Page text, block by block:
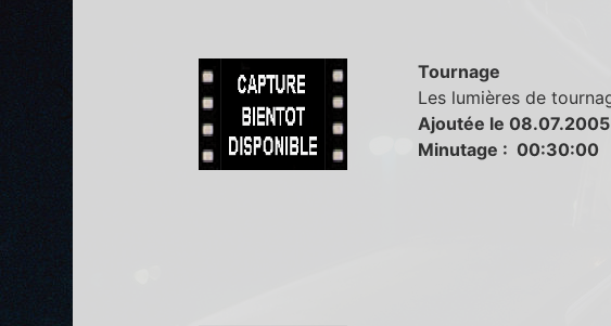
Tournage
Les lumières de
Ajoutée le 08.07.2005
Minutage : 00:30:00